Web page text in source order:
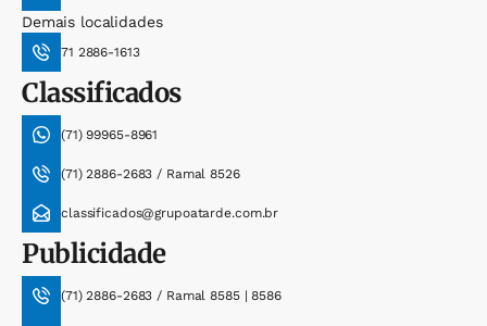
Demais localidades
71 2886-1613
Classificados
(71) 99965-8961
(71) 2886-2683 / Ramal 8526
classificados@grupoatarde.com.br
Publicidade
(71) 2886-2683 / Ramal 8585 | 8586